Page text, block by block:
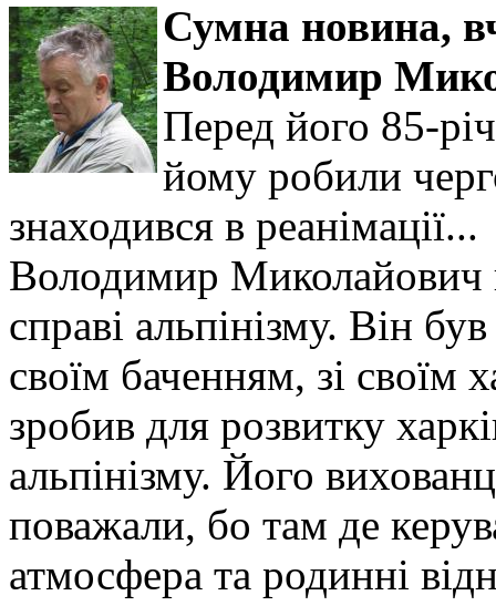
Сумна новина,
Володимир
Перед його 85-
йому робили
знаходився в реанімації...
Володимир Миколайович
справі альпінізму. Він
своїм баченням, зі своїм
зробив для розвитку
альпінізму. Його
поважали, бо там де
атмосфера та родинні